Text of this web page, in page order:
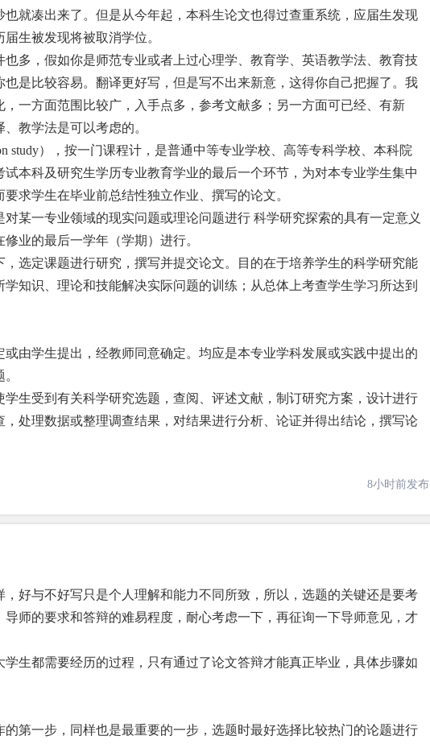
也就凑出来了。但是从今年起，本科生论文也得过查重系统，应届生发现
生被发现将被取消学位。
也多，假如你是师范专业或者上过心理学、教育学、英语教学法、教育技
也是比较容易。翻译更好写，但是写不出来新意，这得你自己把握了。我
，一方面范围比较广，入手点多，参考文献多；另一方面可已经、有新
教学法是可以考虑的。
study），按一门课程计，是普通中等专业学校、高等专科学校、本科院
试本科及研究生学历专业教育学业的最后一个环节，为对本专业学生集中
求学生在毕业前总结性独立作业、撰写的论文。
对某一专业领域的现实问题或理论问题进行 科学研究探索的具有一定意义
业的最后一学年（学期）进行。
，选定课题进行研究，撰写并提交论文。目的在于培养学生的科学研究能
学知识、理论和技能解决实际问题的训练；从总体上考查学生学习所达到
或由学生提出，经教师同意确定。均应是本专业学科发展或实践中提出的
学生受到有关科学研究选题，查阅、评述文献，制订研究方案，设计进行
，处理数据或整理调查结果，对结果进行分析、论证并得出结论，撰写论
8小时前发布
，好与不好写只是个人理解和能力不同所致，所以，选题的关键还是要考
导师的要求和答辩的难易程度，耐心考虑一下，再征询一下导师意见，才
学生都需要经历的过程，只有通过了论文答辩才能真正毕业，具体步骤如
的第一步，同样也是最重要的一步，选题时最好选择比较热门的论题进行